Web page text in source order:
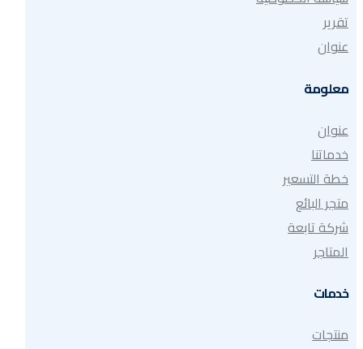
تقرير
عنوان
معلومة
عنوان
خدماتنا
خطة التسعير
متجر البائع
شركة تابعة
المتاجر
خدمات
منتجات